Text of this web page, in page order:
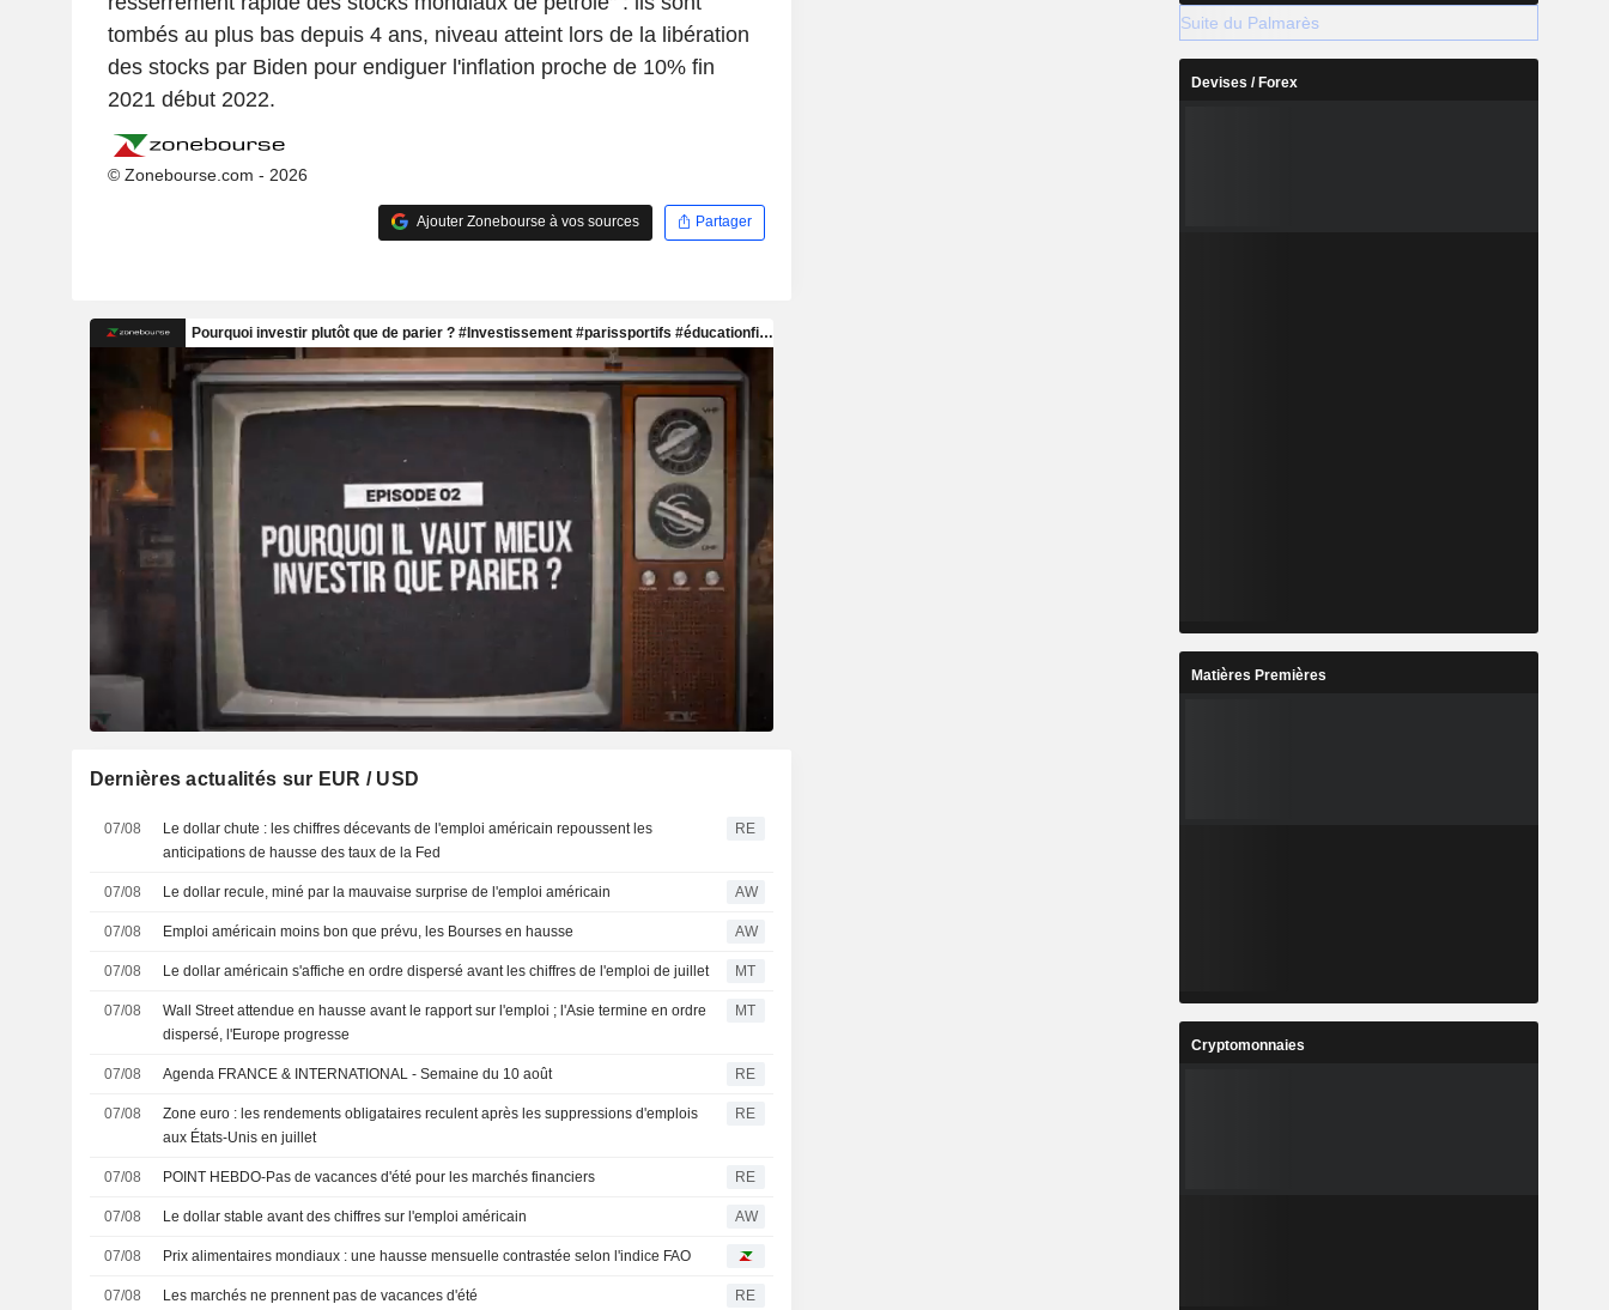
tombés au plus bas depuis 4 ans, niveau atteint lors de la libération
des stocks par Biden pour endiguer l'inflation proche de 10% fin
2021 début 2022.
© Zonebourse.com - 2026
Ajouter Zonebourse à vos sources Partager
Dernières actualités sur EUR / USD
07/08
Le dollar chute : les chiffres décevants de l'emploi américain repoussent les
anticipations de hausse des taux de la Fed
RE
07/08 Le dollar recule, miné par la mauvaise surprise de l'emploi américain AW
07/08 Emploi américain moins bon que prévu, les Bourses en hausse AW
07/08 Le dollar américain s'affiche en ordre dispersé avant les chiffres de l'emploi de juillet MT
07/08
Wall Street attendue en hausse avant le rapport sur l'emploi ; l'Asie termine en ordre
dispersé, l'Europe progresse
MT
07/08 Agenda FRANCE & INTERNATIONAL - Semaine du 10 août RE
07/08
Zone euro : les rendements obligataires reculent après les suppressions d'emplois
aux États-Unis en juillet
RE
07/08 POINT HEBDO-Pas de vacances d'été pour les marchés financiers RE
07/08 Le dollar stable avant des chiffres sur l'emploi américain AW
07/08 Prix alimentaires mondiaux : une hausse mensuelle contrastée selon l'indice FAO
07/08 Les marchés ne prennent pas de vacances d'été RE
Suite du Palmarès
Devises / Forex
Matières Premières
Cryptomonnaies